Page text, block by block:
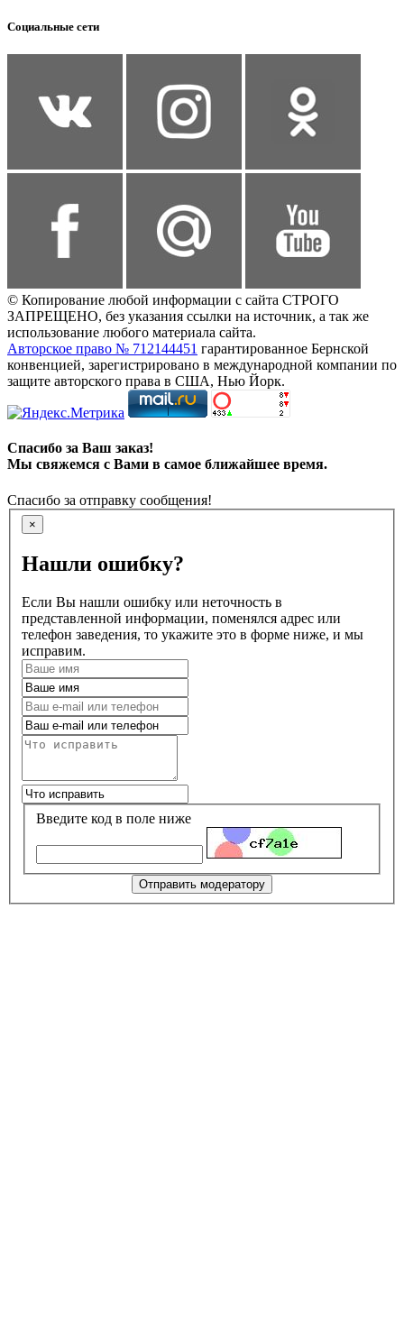
Социальные сети
© Копирование любой информации с сайта СТРОГО
ЗАПРЕЩЕНО, без указания ссылки на источник, а так же
использование любого материала сайта.
Авторское право № 712144451 гарантированное Бернской
конвенцией, зарегистрировано в международной компании по
защите авторского права в США, Нью Йорк.
Спасибо за Ваш заказ!
Мы свяжемся с Вами в самое ближайшее время.
Спасибо за отправку сообщения!
×
Нашли ошибку?
Если Вы нашли ошибку или неточность в
представленной информации, поменялся адрес или
телефон заведения, то укажите это в форме ниже, и мы
исправим.
Введите код в поле ниже
Отправить модератору